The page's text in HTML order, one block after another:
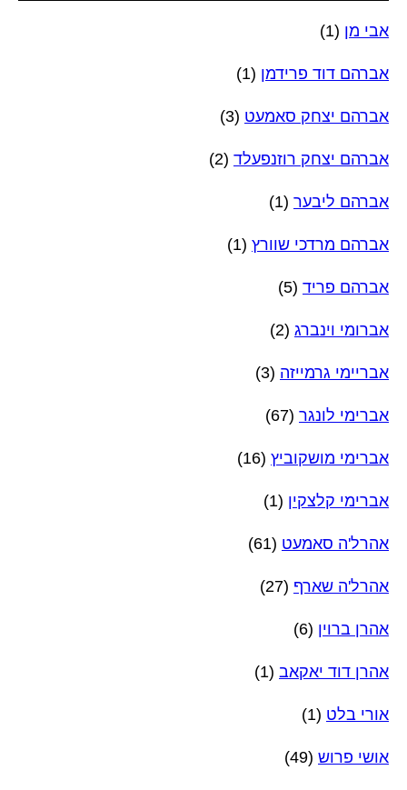
אבי מן (1)
אברהם דוד פרידמן (1)
אברהם יצחק סאמעט (3)
אברהם יצחק רוזנפעלד (2)
אברהם ליבער (1)
אברהם מרדכי שוורץ (1)
אברהם פריד (5)
אברומי וינברג (2)
אבריימי גרמייזה (3)
אברימי לונגר (67)
אברימי מושקוביץ (16)
אברימי קלצקין (1)
אהרל'ה סאמעט (61)
אהרל'ה שארף (27)
אהרן ברוין (6)
אהרן דוד יאקאב (1)
אורי בלט (1)
אושי פרוש (49)